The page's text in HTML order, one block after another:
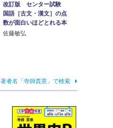
改訂版 センター試験
国語［古文・漢文］の点
数が面白いほどとれる本
佐藤敏弘
著者名「寺師貴憲」で検索